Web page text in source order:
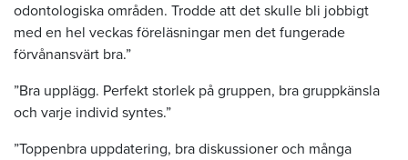
odontologiska områden. Trodde att det skulle bli jobbigt
med en hel veckas föreläsningar men det fungerade
förvånansvärt bra.”
”Bra upplägg. Perfekt storlek på gruppen, bra gruppkänsla
och varje individ syntes.”
”Toppenbra uppdatering, bra diskussioner och många